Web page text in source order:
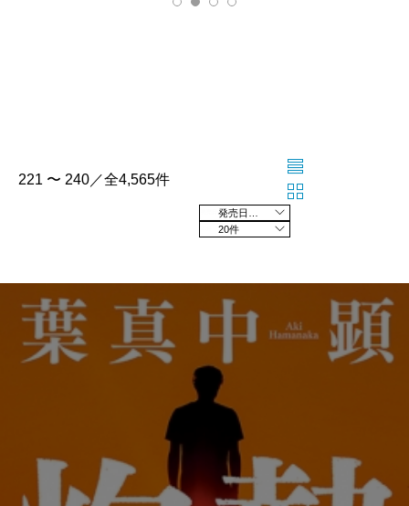
221 〜 240／全4,565件
20件